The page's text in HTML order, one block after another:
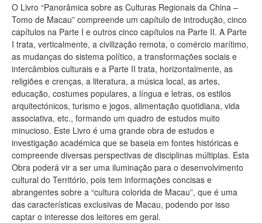
O Livro “Panorâmica sobre as Culturas Regionais da China –
Tomo de Macau” compreende um capítulo de introdução, cinco
capítulos na Parte I e outros cinco capítulos na Parte II. A Parte
I trata, verticalmente, a civilização remota, o comércio marítimo,
as mudanças do sistema político, a transformações sociais e
intercâmbios culturais e a Parte II trata, horizontalmente, as
religiões e crenças, a literatura, a música local, as artes,
educação, costumes populares, a língua e letras, os estilos
arquitectónicos, turismo e jogos, alimentação quotidiana, vida
associativa, etc., formando um quadro de estudos muito
minucioso. Este Livro é uma grande obra de estudos e
investigação académica que se baseia em fontes históricas e
compreende diversas perspectivas de disciplinas múltiplas. Esta
Obra poderá vir a ser uma iluminação para o desenvolvimento
cultural do Território, pois tem informações concisas e
abrangentes sobre a “cultura colorida de Macau”, que é uma
das características exclusivas de Macau, podendo por isso
captar o interesse dos leitores em geral.